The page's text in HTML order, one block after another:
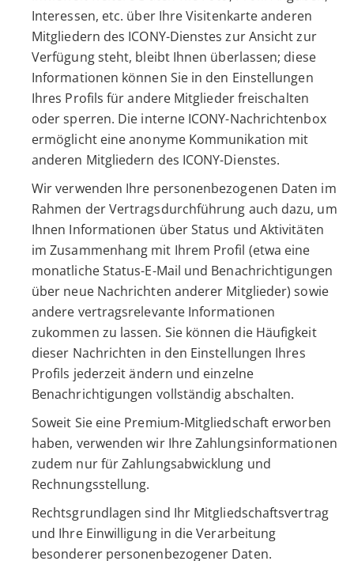
Interessen, etc. über Ihre Visitenkarte anderen
Mitgliedern des ICONY-Dienstes zur Ansicht zur
Verfügung steht, bleibt Ihnen überlassen; diese
Informationen können Sie in den Einstellungen
Ihres Profils für andere Mitglieder freischalten
oder sperren. Die interne ICONY-Nachrichtenbox
ermöglicht eine anonyme Kommunikation mit
anderen Mitgliedern des ICONY-Dienstes.
Wir verwenden Ihre personenbezogenen Daten im
Rahmen der Vertragsdurchführung auch dazu, um
Ihnen Informationen über Status und Aktivitäten
im Zusammenhang mit Ihrem Profil (etwa eine
monatliche Status-E-Mail und Benachrichtigungen
über neue Nachrichten anderer Mitglieder) sowie
andere vertragsrelevante Informationen
zukommen zu lassen. Sie können die Häufigkeit
dieser Nachrichten in den Einstellungen Ihres
Profils jederzeit ändern und einzelne
Benachrichtigungen vollständig abschalten.
Soweit Sie eine Premium-Mitgliedschaft erworben
haben, verwenden wir Ihre Zahlungsinformationen
zudem nur für Zahlungsabwicklung und
Rechnungsstellung.
Rechtsgrundlagen sind Ihr Mitgliedschaftsvertrag
und Ihre Einwilligung in die Verarbeitung
besonderer personenbezogener Daten.